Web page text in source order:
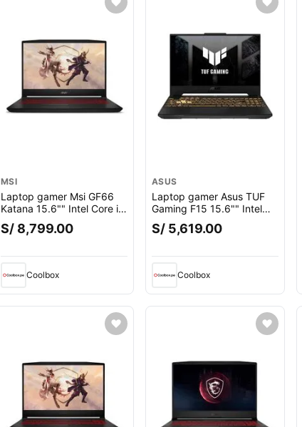
MSI
Laptop gamer Msi GF66
Katana 15.6"" Intel Core i7
12va Gen-12700H, 512GB
SSD, 8GB RAM, GeForce
Home, negro
S/ 8,799.00
Coolbox
ASUS
Laptop gamer Asus TUF
Gaming F15 15.6"" Intel
Core i7-13620H, 1TB SSD,
16GB RAM DDR5, GeForce
S/ 5,619.00
Coolbox